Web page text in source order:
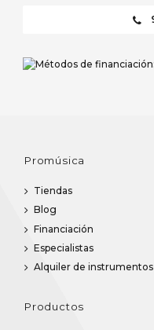
Promúsica
Tiendas
Blog
Financiación
Especialistas
Alquiler de instrumentos
Productos